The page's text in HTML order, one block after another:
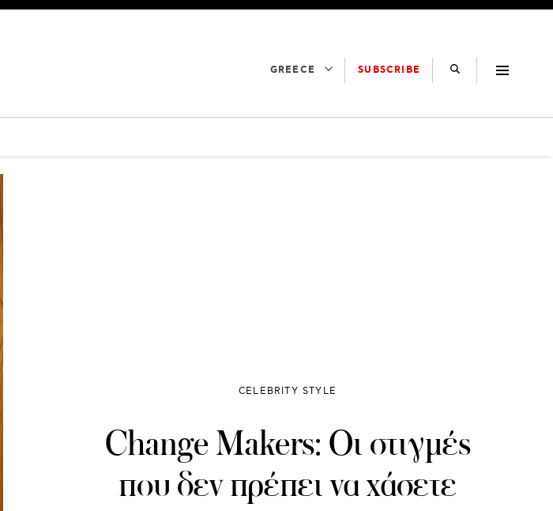
GREECE SUBSCRIBE
CELEBRITY STYLE
Change Makers: Οι στιγμές
που δεν πρέπει να χάσετε